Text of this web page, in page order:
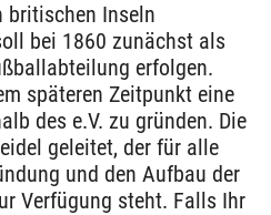
britischen Inseln
bei 1860 zunächst als
erfolgen.
späteren Zeitpunkt eine
des e.V. zu gründen. Die
geleitet, der für alle
und den Aufbau der
Verfügung steht. Falls Ihr